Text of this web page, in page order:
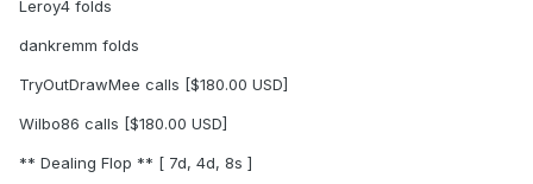
Leroy4 folds
dankremm folds
TryOutDrawMee calls [$180.00 USD]
Wilbo86 calls [$180.00 USD]
** Dealing Flop ** [ 7d, 4d, 8s ]